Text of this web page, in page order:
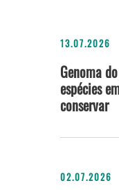
13.07.2026
Genoma
espécies
conservar
02.07.2026